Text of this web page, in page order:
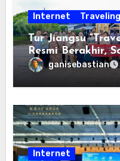
Internet Traveling
Tur Jiangsu
Resmi Berakhir,
Keterbukaan,
Berorientasi
ganisebastian
Internet